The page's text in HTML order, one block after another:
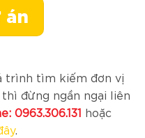
án
trình tìm kiếm đơn vị
đừng ngần ngại liên
0963.306.131 hoặc
.